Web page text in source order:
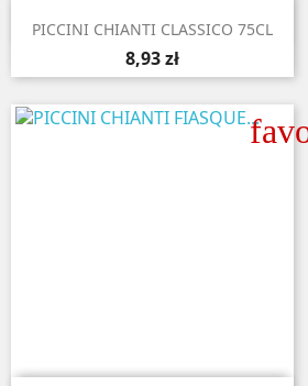
 Aperçu rapide
PICCINI CHIANTI CLASSICO 75CL
8,93 zł